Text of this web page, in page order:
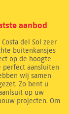
aanbod
del Sol zeer
buitenkansjes
op de hoogte
perfect aansluiten
wij samen
Zo bent u
op uw
projecten. Om